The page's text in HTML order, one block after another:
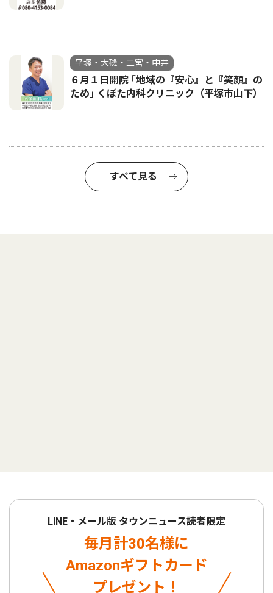
平塚・大磯・二宮・中井
６月１日開院 ｢地域の『安心』と『笑顔』の
ため｣ くぼた内科クリニック（平塚市山下）
すべて見る
LINE・メール版 タウンニュース読者限定
毎月計30名様に
Amazonギフトカード
プレゼント！